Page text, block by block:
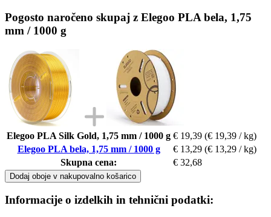
Pogosto naročeno skupaj z Elegoo PLA bela, 1,75
mm / 1000 g
Elegoo PLA Silk Gold, 1,75 mm / 1000 g € 19,39 (€ 19,39 / kg)
Elegoo PLA bela, 1,75 mm / 1000 g
€ 13,29 (€ 13,29 / kg)
Skupna cena:
€ 32,68
Dodaj oboje v nakupovalno košarico
Informacije o izdelkih in tehnični podatki: